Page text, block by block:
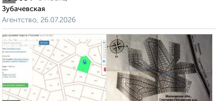
Зубачевская
Агентство, 26.07.2026